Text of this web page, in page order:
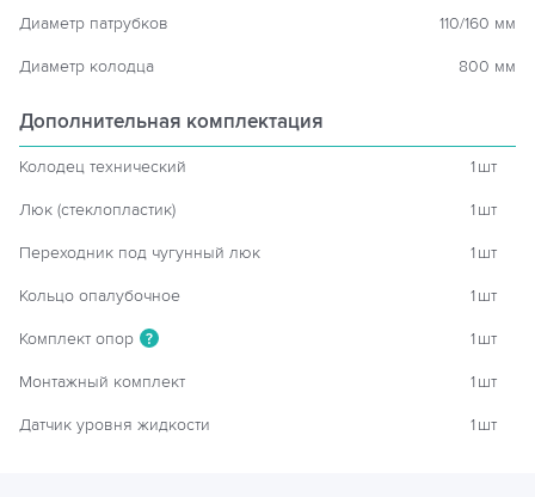
Диаметр патрубков 110/160 мм
Диаметр колодца 800 мм
Дополнительная комплектация
Колодец технический 1шт
Люк (стеклопластик) 1шт
Переходник под чугунный люк 1шт
Кольцо опалубочное 1шт
Комплект опор ? 1шт
Монтажный комплект 1шт
Датчик уровня жидкости 1шт